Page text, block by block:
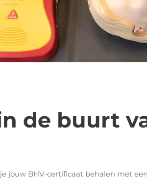
de buurt
jouw BHV-certificaat behalen met